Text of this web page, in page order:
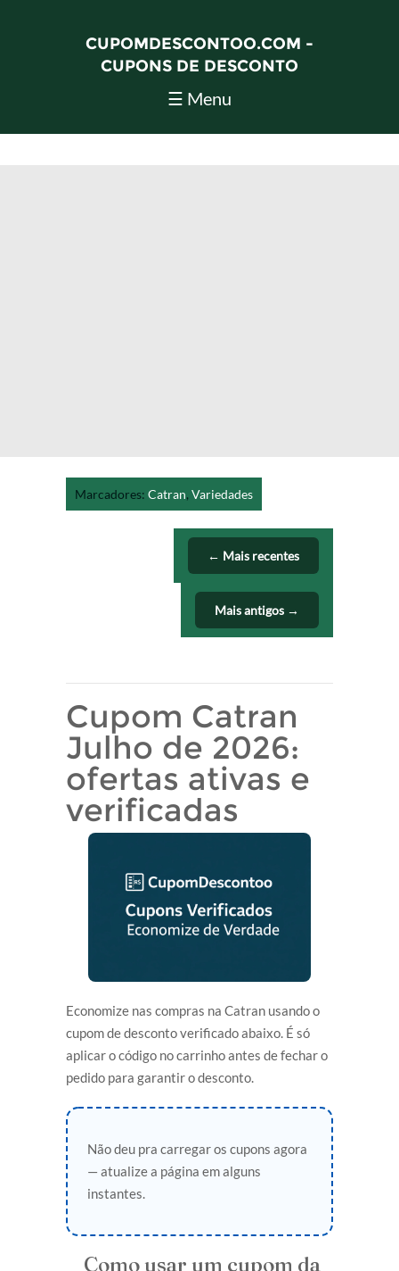
CUPOMDESCONTOO.COM -
CUPONS DE DESCONTO
☰ Menu
Marcadores: Catran, Variedades
← Mais recentes
Mais antigos →
Cupom Catran
Julho de 2026:
ofertas ativas e
verificadas
Economize nas compras na Catran usando o
cupom de desconto verificado abaixo. É só
aplicar o código no carrinho antes de fechar o
pedido para garantir o desconto.
Não deu pra carregar os cupons agora
— atualize a página em alguns
instantes.
Como usar um cupom da